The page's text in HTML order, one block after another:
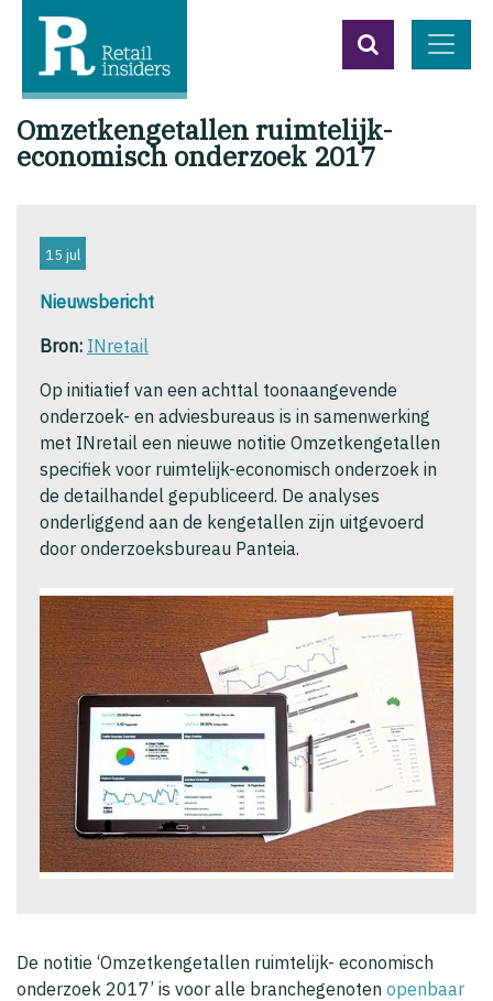
Omzetkengetallen ruimtelijk-
economisch onderzoek 2017
15 jul
Nieuwsbericht
Bron: INretail
Op initiatief van een achttal toonaangevende
onderzoek- en adviesbureaus is in samenwerking
met INretail een nieuwe notitie Omzetkengetallen
specifiek voor ruimtelijk-economisch onderzoek in
de detailhandel gepubliceerd. De analyses
onderliggend aan de kengetallen zijn uitgevoerd
door onderzoeksbureau Panteia.
De notitie ‘Omzetkengetallen ruimtelijk- economisch
onderzoek 2017’ is voor alle branchegenoten openbaar